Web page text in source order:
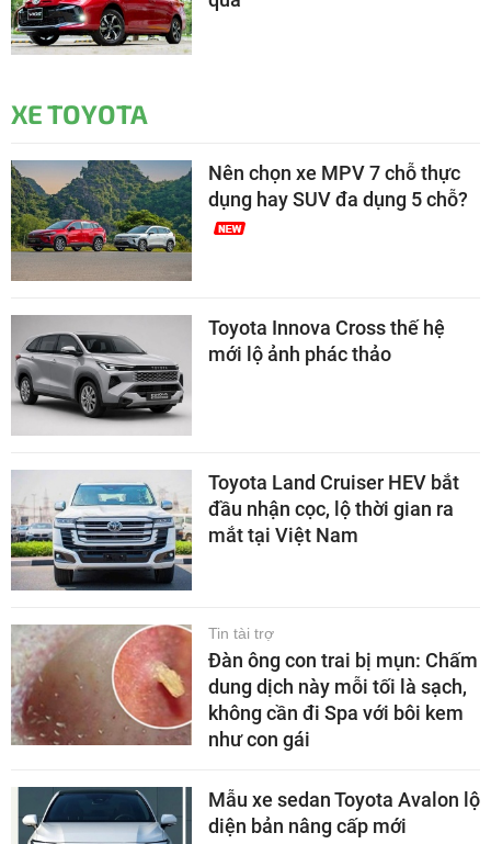
XE TOYOTA
Nên chọn xe MPV 7 chỗ thực
dụng hay SUV đa dụng 5 chỗ?
Toyota Innova Cross thế hệ
mới lộ ảnh phác thảo
Toyota Land Cruiser HEV bắt
đầu nhận cọc, lộ thời gian ra
mắt tại Việt Nam
Tin tài trợ
Đàn ông con trai bị mụn: Chấm
dung dịch này mỗi tối là sạch,
không cần đi Spa với bôi kem
như con gái
Mẫu xe sedan Toyota Avalon lộ
diện bản nâng cấp mới